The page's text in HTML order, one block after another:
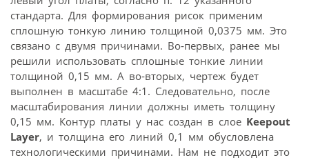
стандарта. Для формирования рисок применим
сплошную тонкую линию толщиной 0,0375 мм. Это
связано с двумя причинами. Во‑первых, ранее мы
решили использовать сплошные тонкие линии
толщиной 0,15 мм. А во‑вторых, чертеж будет
выполнен в масштабе 4:1. Следовательно, после
масштабирования линии должны иметь толщину
0,15 мм. Контур платы у нас создан в слое Keep­out
Layer, и толщина его линий 0,1 мм обусловлена
технологическими причинами. Нам не подходит это